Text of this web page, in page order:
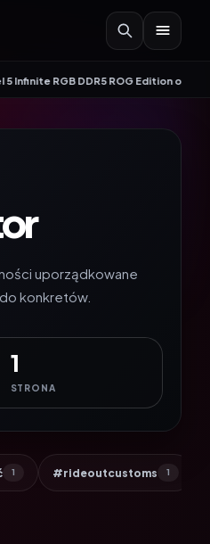
DDR5 ROG Edition oferuje
uporządkowane
konkretów.
1
STRONA
1 #rideoutcustoms 1